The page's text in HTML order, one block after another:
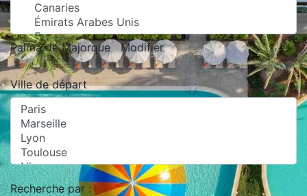
Palma de Majorque Modifier
Ville de départ
Recherche par :